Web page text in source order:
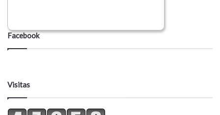
Facebook
Visitas